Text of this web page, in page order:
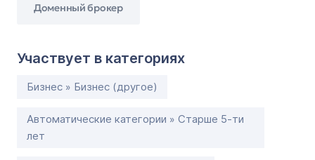
Доменный брокер
Участвует в категориях
Бизнес » Бизнес (другое)
Автоматические категории » Старше 5-ти
лет